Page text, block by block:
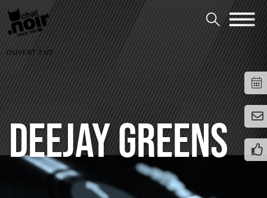
OUVERT 7J/7
DEEJAY GREENS